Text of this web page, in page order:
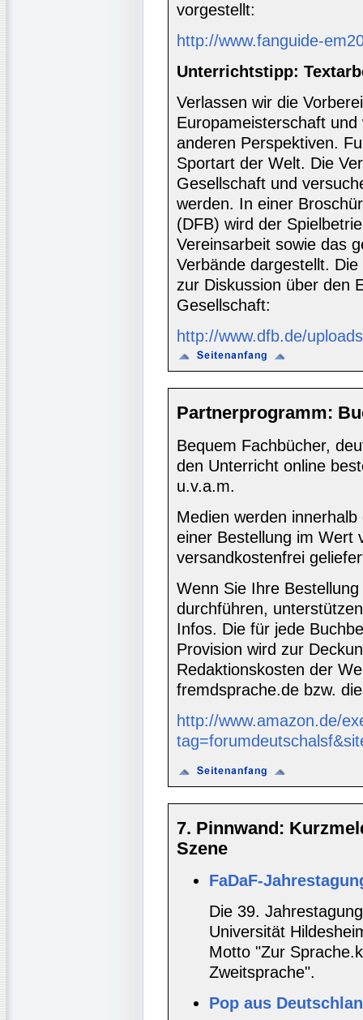
vorgestellt:
http://www.fanguide-
Unterrichtstipp:
Verlassen wir die
Europameisterschaft
anderen Perspektiven.
Sportart der Welt. Die
Gesellschaft und
werden. In einer
(DFB) wird der
Vereinsarbeit sowie das
Verbände dargestellt.
zur Diskussion über den
Gesellschaft:
http://www.dfb.de/
Partnerprogramm:
Bequem Fachbücher,
den Unterricht online
u.v.a.m.
Medien werden
einer Bestellung im Wert
versandkostenfrei
Wenn Sie Ihre
durchführen,
Infos. Die für jede
Provision wird zur
Redaktionskosten der
fremdsprache.de bzw.
http://www.amazon.de/
7. Pinnwand:
Szene
FaDaF-
Die 39.
Universität
Motto "Zur
Zweitsprache".
Pop aus